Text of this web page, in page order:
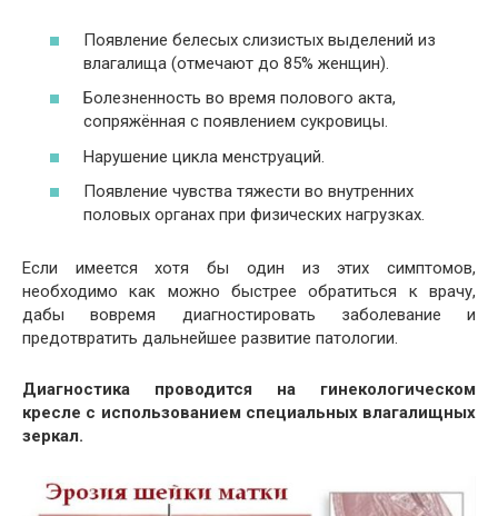
Появление белесых слизистых выделений из
влагалища (отмечают до 85% женщин).
Болезненность во время полового акта,
сопряжённая с появлением сукровицы.
Нарушение цикла менструаций.
Появление чувства тяжести во внутренних
половых органах при физических нагрузках.
Если имеется хотя бы один из этих симптомов,
необходимо как можно быстрее обратиться к врачу,
дабы вовремя диагностировать заболевание и
предотвратить дальнейшее развитие патологии.
Диагностика проводится на гинекологическом
кресле с использованием специальных влагалищных
зеркал.